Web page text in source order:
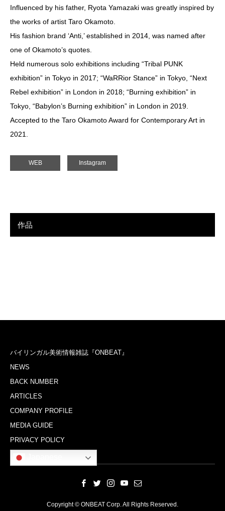
Influenced by his father, Ryota Yamazaki was greatly inspired by
the works of artist Taro Okamoto.
His fashion brand ‘Anti,’ established in 2014, was named after
one of Okamoto’s quotes.
Held numerous solo exhibitions including “Tribal PUNK
exhibition” in Tokyo in 2017; “WaRRior Stance” in Tokyo, “Next
Rebel exhibition” in London in 2018; “Burning exhibition” in
Tokyo, “Babylon’s Burning exhibition” in London in 2019.
Accepted to the Taro Okamoto Award for Contemporary Art in
2021.
WEB Instagram
作品
バイリンガル美術情報雑誌『ONBEAT』
NEWS
BACK NUMBER
ARTICLES
COMPANY PROFILE
MEDIA GUIDE
PRIVACY POLICY
Copyright © ONBEAT Corp. All Rights Reserved.